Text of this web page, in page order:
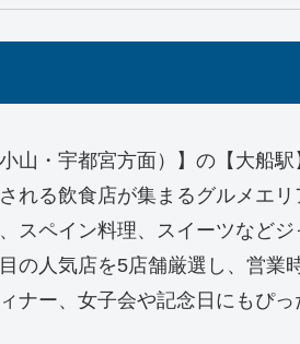
山・宇都宮方面）】の【大船
れる飲食店が集まるグルメエ
スペイン料理、スイーツなど
の人気店を5店舗厳選し、営業
ナー、女子会や記念日にもぴっ